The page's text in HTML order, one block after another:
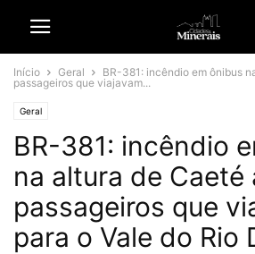
Início Geral
BR-381: incêndio em ônibus
passageiros que viajavam...
Geral
BR-381: incêndio
na altura de Caeté
passageiros que
para o Vale do Rio